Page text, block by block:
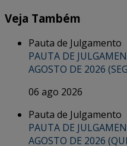
Veja Também
Pauta de Julgamento
PAUTA DE
AGOSTO DE 2026
06 ago 2026
Pauta de Julgamento
PAUTA DE
AGOSTO DE 2026